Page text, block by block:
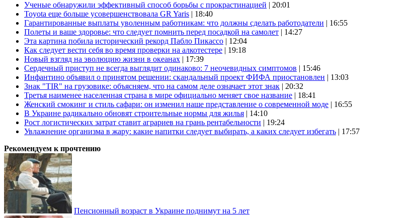
Ученые обнаружили эффективный способ борьбы с прокрастинацией | 20:01
Toyota еще больше усовершенствовала GR Yaris | 18:40
Гарантированные выплаты уволенным работникам: что должны сделать работодатели | 16:55
Полеты и ваше здоровье: что следует помнить перед посадкой на самолет | 14:27
Эта картина побила исторический рекорд Пабло Пикассо | 12:04
Как следует вести себя во время проверки на алкотестере | 19:18
Новый взгляд на эволюцию жизни в океанах | 17:39
Сердечный приступ не всегда выглядит одинаково: 7 неочевидных симптомов | 15:46
Инфантино объявил о принятом решении: скандальный проект ФИФА приостановлен | 13:03
Знак "TIR" на грузовике: объясняем, что на самом деле означает этот знак | 20:32
Третья наименее населенная страна в мире официально меняет свое название | 18:41
Женский смокинг и стиль сафари: он изменил наше представление о современной моде | 16:55
В Украине радикально обновят строительные нормы для жилья | 14:10
Рост логистических затрат ставит аграриев на грань рентабельности | 19:24
Увлажнение организма в жару: какие напитки следует выбирать, а каких следует избегать | 17:57
Рекомендуем к прочтению
Пенсионный возраст в Украине поднимут на 5 лет